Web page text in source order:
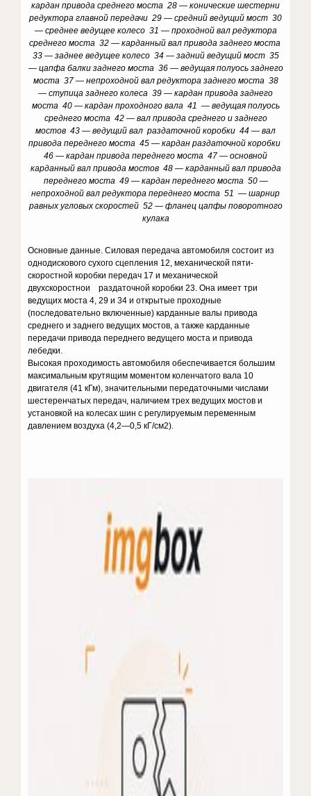
кардан привода среднего моста 28 — конические шестерни
редуктора главной передачи 29 — средний ведущий мост 30
— среднее ведущее колесо 31 — проходной вал редуктора
среднего моста 32 — карданный вал привода заднего моста
33 — заднее ведущее колесо 34 — задний ведущий мост 35
— цапфа балки заднего моста 36 — ведущая полуось заднего
моста 37 — непроходной вал редуктора заднего моста 38
— ступица заднего колеса 39 — кардан привода заднего
моста 40 — кардан проходного вала 41 — ведущая полуось
среднего моста 42 — вал привода среднего и заднего
мостов 43 — ведущий вал раздаточной коробки 44 — вал
привода переднего моста 45 — кардан раздаточной коробки
46 — кардан привода переднего моста 47 — основной
карданный вал привода мостов 48 — карданный вал привода
переднего моста 49 — кардан переднего моста 50 —
непроходной вал редуктора переднего моста 51 — шарнир
равных угловых скоростей 52 — фланец цапфы поворотного
кулака
Основные данные. Силовая передача автомобиля состоит из
однодискового сухого сцепления 12, механической пяти-
скоростной коробки передач 17 и механической
двухскоростнои раздаточной коробки 23. Она имеет три
ведущих моста 4, 29 и 34 и открытые проходные
(последовательно включенные) карданные валы привода
среднего и заднего ведущих мостов, а также карданные
передачи привода переднего ведущего моста и привода
лебедки.
Высокая проходимость автомобиля обеспечивается большим
максимальным крутящим моментом коленчатого вала 10
двигателя (41 кГм), значительными передаточными числами
шестеренчатых передач, наличием трех ведущих мостов и
установкой на колесах шин с регулируемым переменным
давлением воздуха (4,2—0,5 кГ/см2).